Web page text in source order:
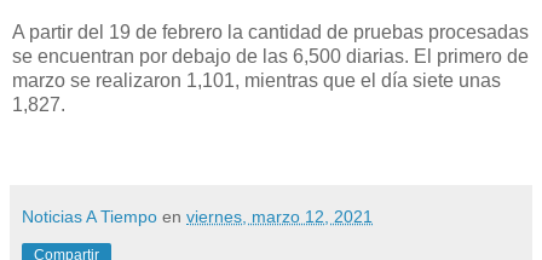
A partir del 19 de febrero la cantidad de pruebas procesadas
se encuentran por debajo de las 6,500 diarias. El primero de
marzo se realizaron 1,101, mientras que el día siete unas
1,827.
Noticias A Tiempo en viernes, marzo 12, 2021
Compartir